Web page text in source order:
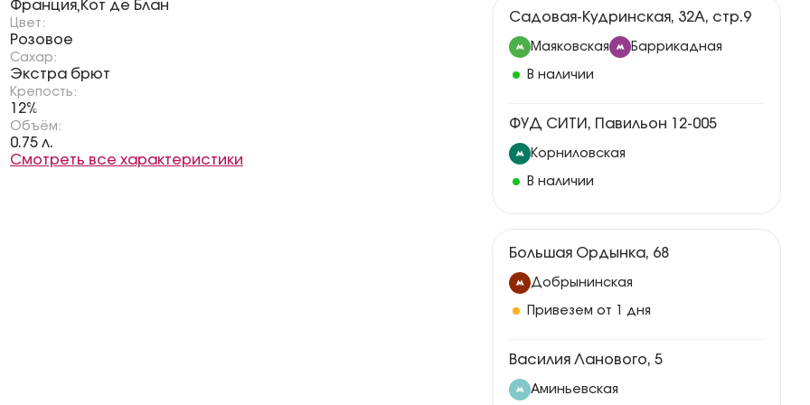
Франция,Кот де Блан
Цвет:
Розовое
Сахар:
Экстра брют
Крепость:
12%
Объём:
0.75 л.
Смотреть все характеристики
Садовая-Кудринская, 32А, стр.9
Маяковская Баррикадная
В наличии
ФУД СИТИ, Павильон 12-005
Корниловская
В наличии
Большая Ордынка, 68
Добрынинская
Привезем от 1 дня
Василия Ланового, 5
Аминьевская